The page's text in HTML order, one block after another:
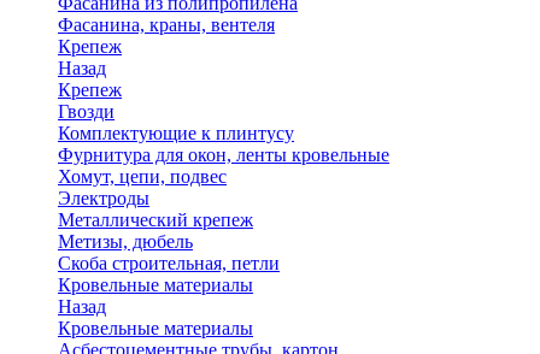
Фасанина, краны, вентеля
Крепеж
Назад
Крепеж
Гвозди
Комплектующие к плинтусу
Фурнитура для окон, ленты кровельные
Хомут, цепи, подвес
Электроды
Металлический крепеж
Метизы, дюбель
Скоба строительная, петли
Кровельные материалы
Назад
Кровельные материалы
Асбестоцементные трубы, картон